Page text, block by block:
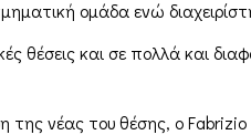
ομάδα ενώ
θέσεις και σε πολλά και
νέας του θέσης, ο